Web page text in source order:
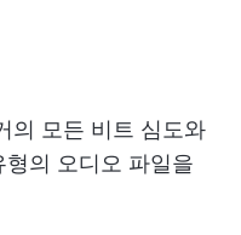
의 모든 비트 심도와
의 오디오 파일을